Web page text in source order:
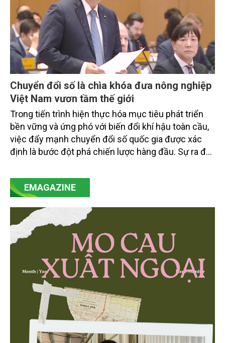
Chuyển đổi số là chìa khóa đưa nông nghiệp
Việt Nam vươn tầm thế giới
Trong tiến trình hiện thực hóa mục tiêu phát triển
bền vững và ứng phó với biến đổi khí hậu toàn cầu,
việc đẩy mạnh chuyển đổi số quốc gia được xác
định là bước đột phá chiến lược hàng đầu. Sự ra đời
mạnh mẽ, thúc đẩy quá trình cải cách toàn diện,
minh bạch hóa chuỗi cung ứng và nâng cao hiệu
then chốt là nông nghiệp và môi trường.
EMAGAZINE